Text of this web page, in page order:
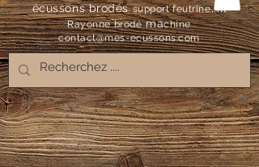
écussons brodés support feutrine, fil
Rayonne brodémachine
contact@mes-ecussons.com